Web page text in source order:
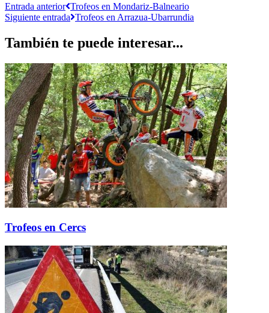
Entrada anterior Trofeos en Mondariz-Balneario
Siguiente entrada Trofeos en Arrazua-Ubarrundia
También te puede interesar...
Trofeos en Cercs